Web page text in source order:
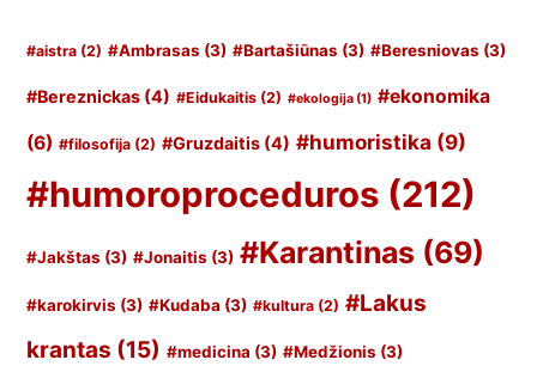
#aistra (2) #Ambrasas (3) #Bartašiūnas (3) #Beresniovas (3)
#Bereznickas (4) #Eidukaitis (2) #ekologija (1) #ekonomika
(6) #filosofija (2) #Gruzdaitis (4) #humoristika (9)
#humoroproceduros (212)
#Jakštas (3) #Jonaitis (3) #Karantinas (69)
#karokirvis (3) #Kudaba (3) #kultura (2) #Lakus
krantas (15) #medicina (3) #Medžionis (3)